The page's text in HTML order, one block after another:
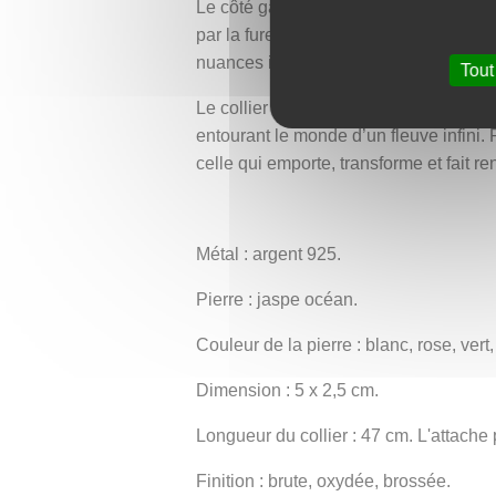
Le côté gauche et le sommet de la
par la fureur de Poséidon. Au dos du
nuances intérieures tout en
Le collier porte le nom d'
entourant le monde d’un fleuve
celle qui emporte, transforme et fait
Métal : argent 925.
Pierre : jaspe océan.
Couleur de la pierre : blanc, rose,
Dimension : 5 x 2,5 cm.
Longueur du collier : 47 cm.
Finition : brute, oxydée, brossée.